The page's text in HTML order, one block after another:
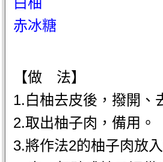
赤冰糖
【做 法】
1.白柚去皮後，撥開、
2.取出柚子肉，備用。
3.將作法2的柚子肉放